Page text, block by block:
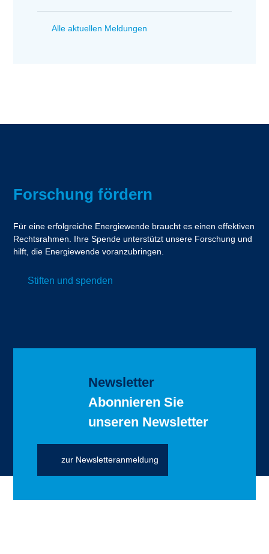
Alle aktuellen Meldungen
Forschung fördern
Für eine erfolgreiche Energiewende braucht es einen effektiven
Rechtsrahmen. Ihre Spende unterstützt unsere Forschung und
hilft, die Energiewende voranzubringen.
Stiften und spenden
Newsletter
Abonnieren Sie
unseren Newsletter
zur Newsletteranmeldung